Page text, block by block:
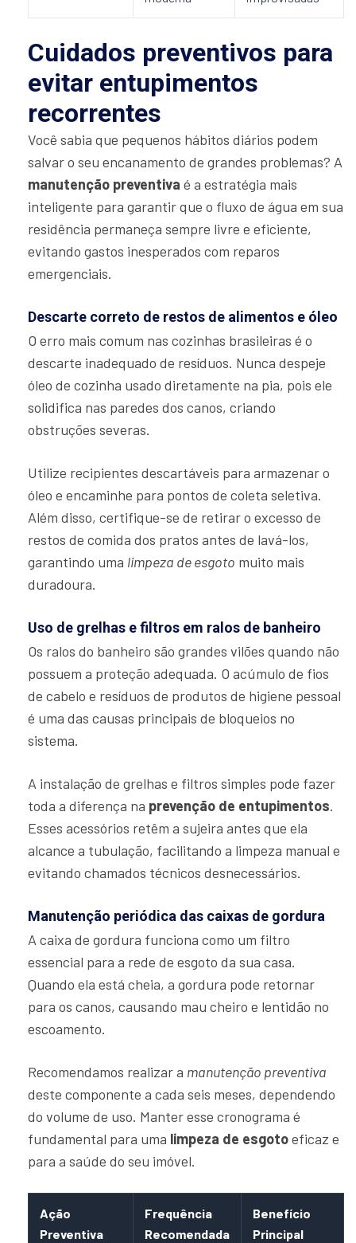
Cuidados preventivos para
evitar entupimentos
recorrentes
Você sabia que pequenos hábitos diários podem
salvar o seu encanamento de grandes problemas? A
manutenção preventiva é a estratégia mais
inteligente para garantir que o fluxo de água em sua
residência permaneça sempre livre e eficiente,
evitando gastos inesperados com reparos
emergenciais.
Descarte correto de restos de alimentos e óleo
O erro mais comum nas cozinhas brasileiras é o
descarte inadequado de resíduos. Nunca despeje
óleo de cozinha usado diretamente na pia, pois ele
solidifica nas paredes dos canos, criando
obstruções severas.
Utilize recipientes descartáveis para armazenar o
óleo e encaminhe para pontos de coleta seletiva.
Além disso, certifique-se de retirar o excesso de
restos de comida dos pratos antes de lavá-los,
garantindo uma limpeza de esgoto muito mais
duradoura.
Uso de grelhas e filtros em ralos de banheiro
Os ralos do banheiro são grandes vilões quando não
possuem a proteção adequada. O acúmulo de fios
de cabelo e resíduos de produtos de higiene pessoal
é uma das causas principais de bloqueios no
sistema.
A instalação de grelhas e filtros simples pode fazer
toda a diferença na prevenção de entupimentos.
Esses acessórios retêm a sujeira antes que ela
alcance a tubulação, facilitando a limpeza manual e
evitando chamados técnicos desnecessários.
Manutenção periódica das caixas de gordura
A caixa de gordura funciona como um filtro
essencial para a rede de esgoto da sua casa.
Quando ela está cheia, a gordura pode retornar
para os canos, causando mau cheiro e lentidão no
escoamento.
Recomendamos realizar a manutenção preventiva
deste componente a cada seis meses, dependendo
do volume de uso. Manter esse cronograma é
fundamental para uma limpeza de esgotoeficaz e
para a saúde do seu imóvel.
Ação
Preventiva
Frequência
Recomendada
Benefício
Principal